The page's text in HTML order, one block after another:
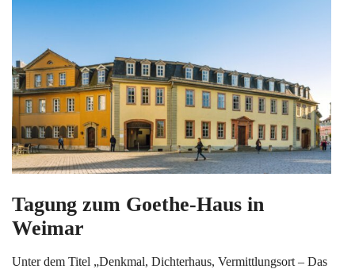
Tagung zum Goethe-Haus in
Weimar
Unter dem Titel „Denkmal, Dichterhaus, Vermittlungsort – Das